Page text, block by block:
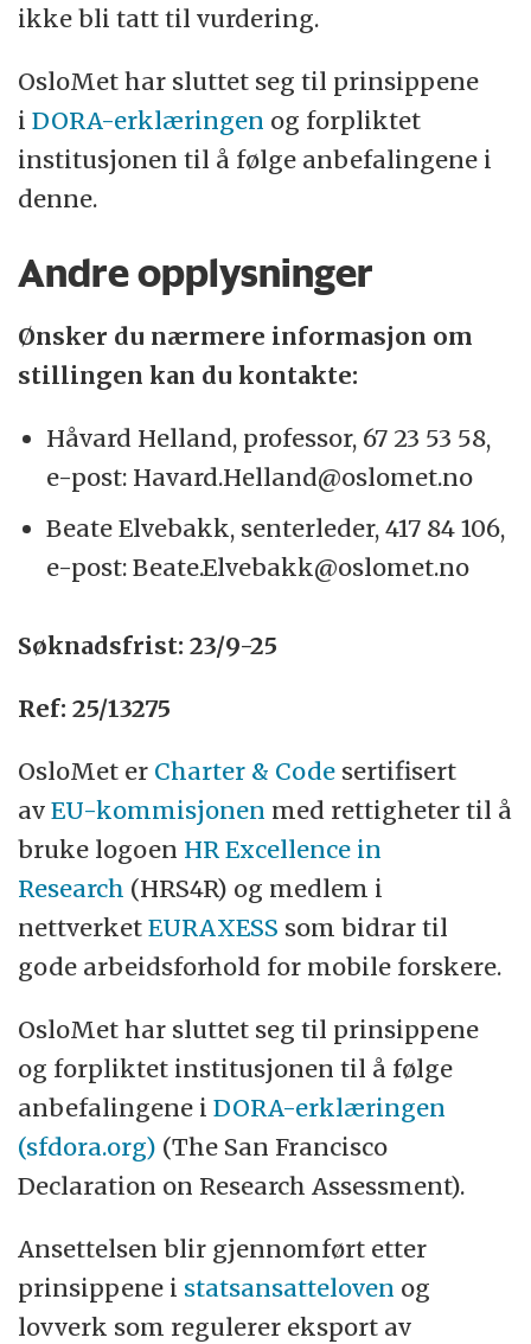
ikke bli tatt til vurdering.
OsloMet har sluttet seg til prinsippene
iDORA-erklæringen og forpliktet
institusjonen til å følge anbefalingene i
denne.
Andre opplysninger
Ønsker du nærmere informasjon om
stillingen kan du kontakte:
Håvard Helland, professor, 67 23 53 58,
e-post: Havard.Helland@oslomet.no
Beate Elvebakk, senterleder, 417 84 106,
e-post: Beate.Elvebakk@oslomet.no
Søknadsfrist: 23/9-25
Ref: 25/13275
OsloMet er Charter & Code sertifisert
avEU-kommisjonen med rettigheter til å
bruke logoen HR Excellence in
Research (HRS4R) og medlem i
nettverketEURAXESS som bidrar til
gode arbeidsforhold for mobile forskere.
OsloMet har sluttet seg til prinsippene
og forpliktet institusjonen til å følge
anbefalingene iDORA-erklæringen
(sfdora.org) (The San Francisco
Declaration on Research Assessment).
Ansettelsen blir gjennomført etter
prinsippene i statsansatteloven og
lovverk som regulerer eksport av